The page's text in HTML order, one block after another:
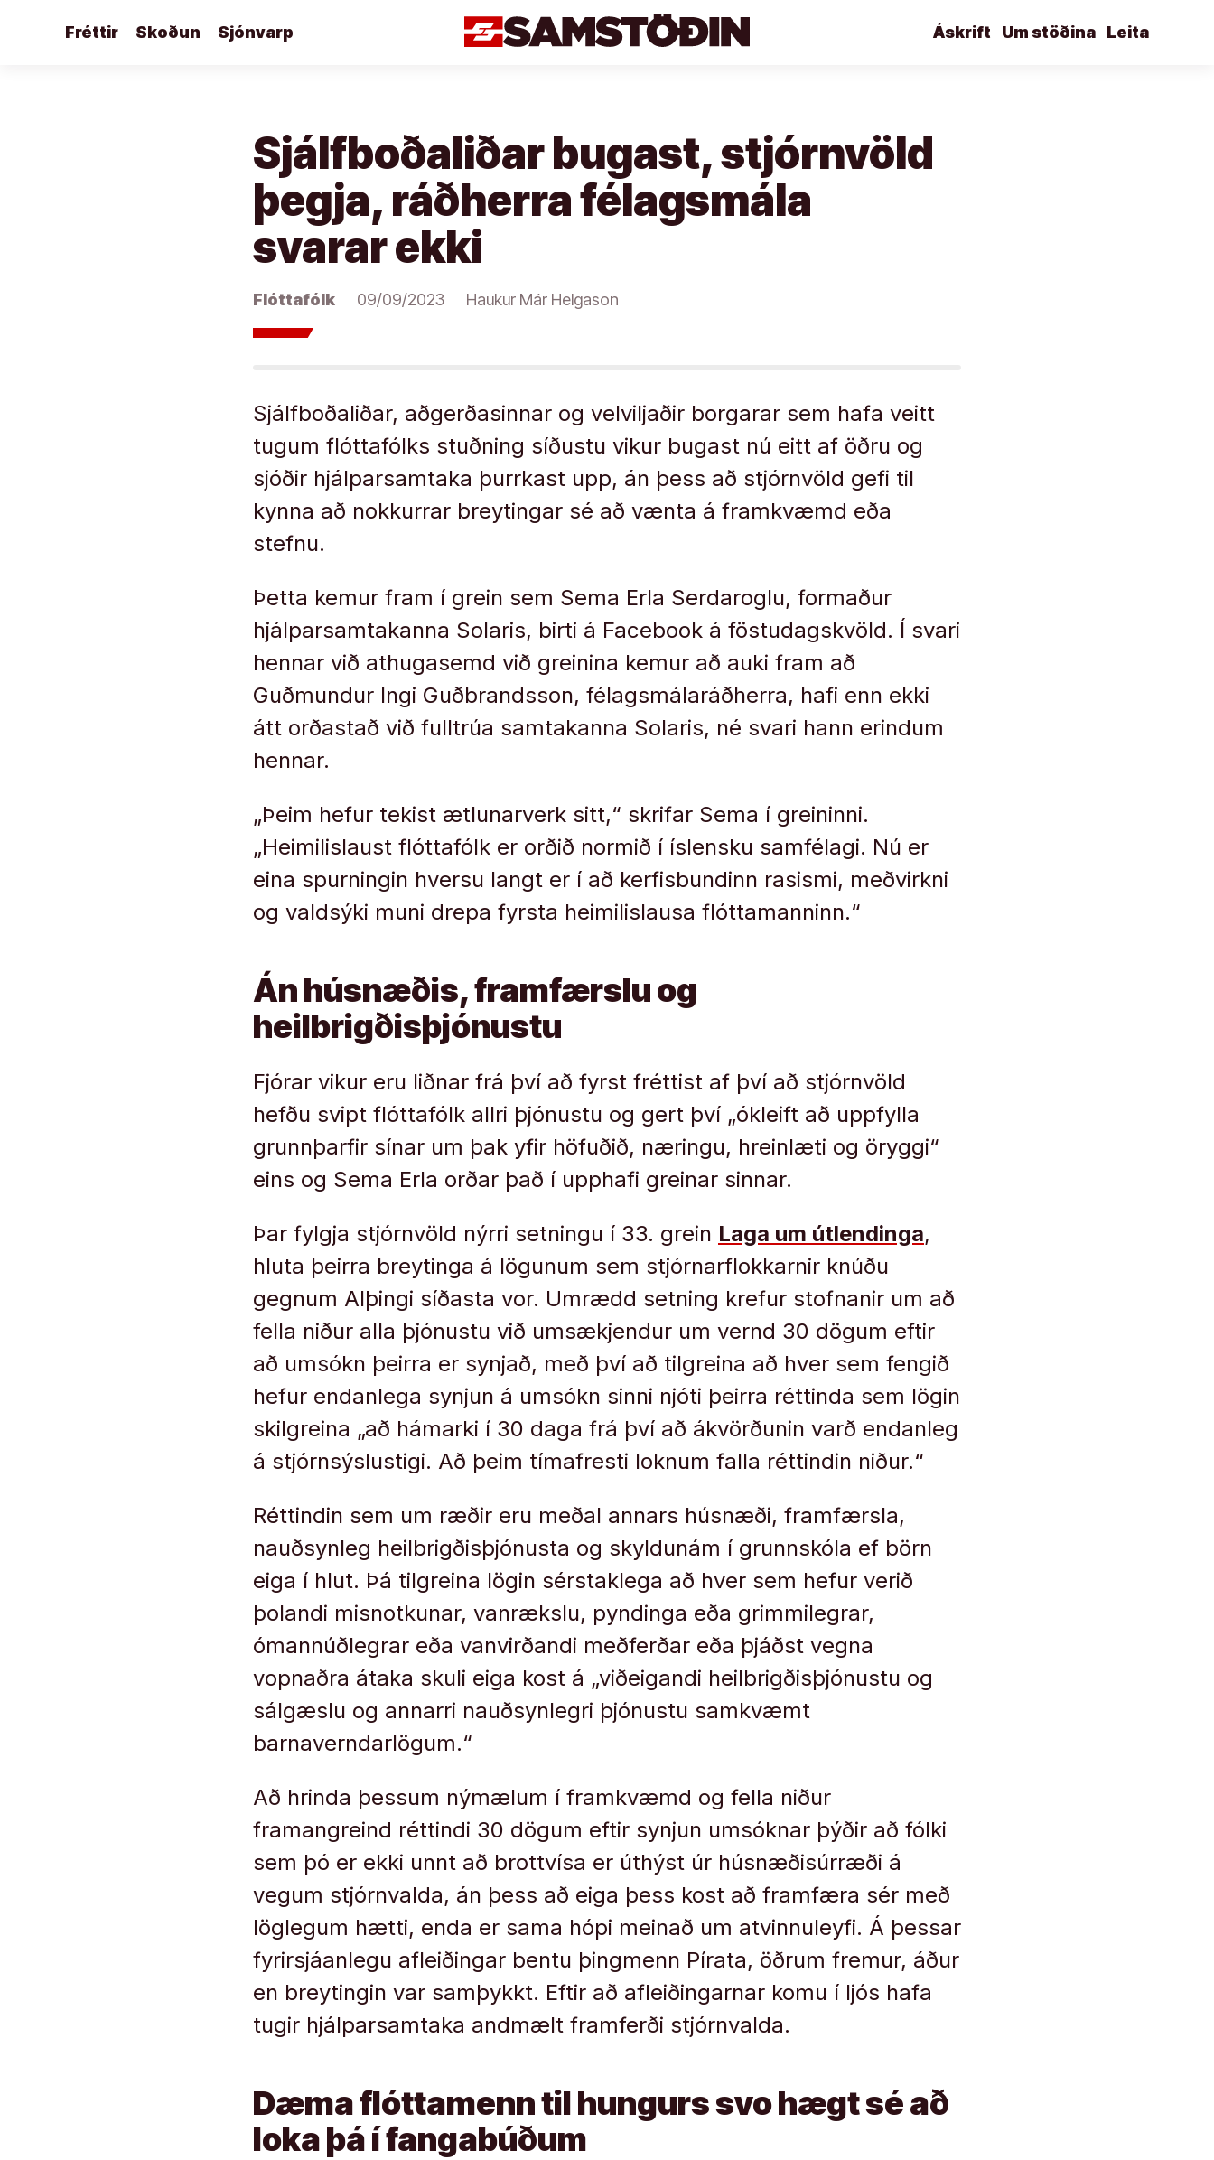
Fréttir Skoðun Sjónvarp Leita
Um stöðina
Áskrift
Sjálfboðaliðar bugast, stjórnvöld
þegja, ráðherra félagsmála
svarar ekki
Flóttafólk 09/09/2023 Haukur Már Helgason
Sjálfboðaliðar, aðgerðasinnar og velviljaðir borgarar sem hafa veitt
tugum flóttafólks stuðning síðustu vikur bugast nú eitt af öðru og
sjóðir hjálparsamtaka þurrkast upp, án þess að stjórnvöld gefi til
kynna að nokkurrar breytingar sé að vænta á framkvæmd eða
stefnu.
Þetta kemur fram í grein sem Sema Erla Serdaroglu, formaður
hjálparsamtakanna Solaris, birti á Facebook á föstudagskvöld. Í svari
hennar við athugasemd við greinina kemur að auki fram að
Guðmundur Ingi Guðbrandsson, félagsmálaráðherra, hafi enn ekki
átt orðastað við fulltrúa samtakanna Solaris, né svari hann erindum
hennar.
„Þeim hefur tekist ætlunarverk sitt,“ skrifar Sema í greininni.
„Heimilislaust flóttafólk er orðið normið í íslensku samfélagi. Nú er
eina spurningin hversu langt er í að kerfisbundinn rasismi, meðvirkni
og valdsýki muni drepa fyrsta heimilislausa flóttamanninn.“
Án húsnæðis, framfærslu og
heilbrigðisþjónustu
Fjórar vikur eru liðnar frá því að fyrst fréttist af því að stjórnvöld
hefðu svipt flóttafólk allri þjónustu og gert því „ókleift að uppfylla
grunnþarfir sínar um þak yfir höfuðið, næringu, hreinlæti og öryggi“
eins og Sema Erla orðar það í upphafi greinar sinnar.
Þar fylgja stjórnvöld nýrri setningu í 33. grein Laga um útlendinga,
hluta þeirra breytinga á lögunum sem stjórnarflokkarnir knúðu
gegnum Alþingi síðasta vor. Umrædd setning krefur stofnanir um að
fella niður alla þjónustu við umsækjendur um vernd 30 dögum eftir
að umsókn þeirra er synjað, með því að tilgreina að hver sem fengið
hefur endanlega synjun á umsókn sinni njóti þeirra réttinda sem lögin
skilgreina „að hámarki í 30 daga frá því að ákvörðunin varð endanleg
á stjórnsýslustigi. Að þeim tímafresti loknum falla réttindin niður.“
Réttindin sem um ræðir eru meðal annars húsnæði, framfærsla,
nauðsynleg heilbrigðisþjónusta og skyldunám í grunnskóla ef börn
eiga í hlut. Þá tilgreina lögin sérstaklega að hver sem hefur verið
þolandi misnotkunar, vanrækslu, pyndinga eða grimmilegrar,
ómannúðlegrar eða vanvirðandi meðferðar eða þjáðst vegna
vopnaðra átaka skuli eiga kost á „viðeigandi heilbrigðisþjónustu og
sálgæslu og annarri nauðsynlegri þjónustu samkvæmt
barnaverndarlögum.“
Að hrinda þessum nýmælum í framkvæmd og fella niður
framangreind réttindi 30 dögum eftir synjun umsóknar þýðir að fólki
sem þó er ekki unnt að brottvísa er úthýst úr húsnæðisúrræði á
vegum stjórnvalda, án þess að eiga þess kost að framfæra sér með
löglegum hætti, enda er sama hópi meinað um atvinnuleyfi. Á þessar
fyrirsjáanlegu afleiðingar bentu þingmenn Pírata, öðrum fremur, áður
en breytingin var samþykkt. Eftir að afleiðingarnar komu í ljós hafa
tugir hjálparsamtaka andmælt framferði stjórnvalda.
Dæma flóttamenn til hungurs svo hægt sé að
loka þá í fangabúðum